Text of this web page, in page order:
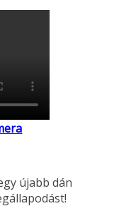
újabb dán